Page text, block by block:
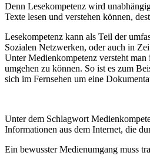
Denn Lesekompetenz wird
Texte lesen und verstehen können,
Lesekompetenz kann als Teil der
Sozialen Netzwerken, oder auch in
Unter Medienkompetenz versteht
umgehen zu können. So ist es zum
sich im Fernsehen um eine
Unter dem Schlagwort
Informationen aus dem Internet, die
Ein bewusster Medienumgang muss